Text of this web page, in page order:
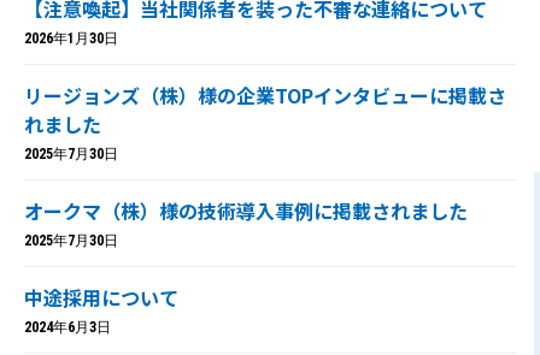
【注意喚起】当社関係者を装った不審な連絡について
2026年1月30日
リージョンズ（株）様の企業TOPインタビューに掲載さ
れました
2025年7月30日
オークマ（株）様の技術導入事例に掲載されました
2025年7月30日
中途採用について
2024年6月3日